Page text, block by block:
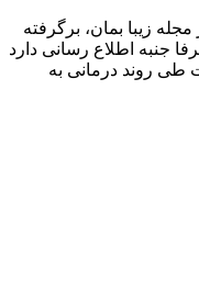
زیبا بمان، برگرفته
جنبه اطلاع رسانی دارد
طی روند درمانی به